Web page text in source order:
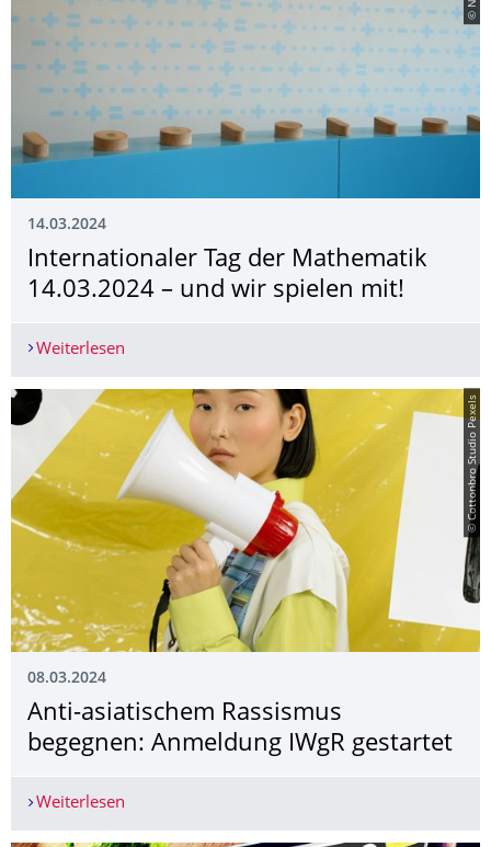
14.03.2024
Internationaler Tag der Mathematik
14.03.2024 – und wir spielen mit!
Weiterlesen
© Cottonbro Studio Pexels
08.03.2024
­Anti-asiatischem Rassismus
begegnen: Anmeldung IWgR gestartet
Weiterlesen